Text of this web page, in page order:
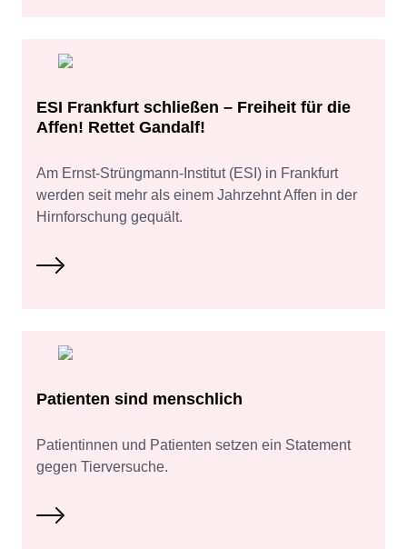
ESI Frankfurt schließen – Freiheit für die
Affen! Rettet Gandalf!
Am Ernst-Strüngmann-Institut (ESI) in Frankfurt
werden seit mehr als einem Jahrzehnt Affen in der
Hirnforschung gequält.
Patienten sind menschlich
Patientinnen und Patienten setzen ein Statement
gegen Tierversuche.